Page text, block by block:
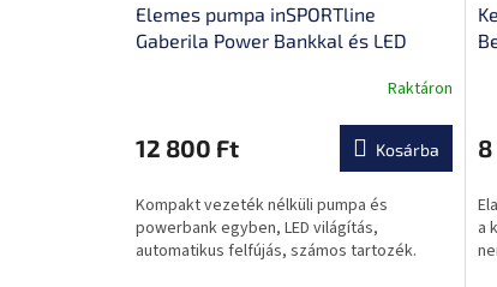
Elemes pumpa inSPORTline
Gaberila Power Bankkal és LED
átlagos
értékelése
ből
0,0
csillag.
Raktáron
12 800 Ft Kosárba
Kompakt vezeték nélküli pumpa és
powerbank egyben, LED világítás,
automatikus felfújás, számos tartozék.
0,0
a